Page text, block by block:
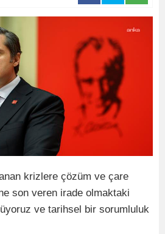
krizlere çözüm ve çare
son veren irade olmaktaki
ve tarihsel bir sorumluluk